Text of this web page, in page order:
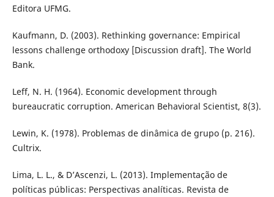
Editora UFMG.
Kaufmann, D. (2003). Rethinking governance: Empirical
lessons challenge orthodoxy [Discussion draft]. The World
Bank.
Leff, N. H. (1964). Economic development through
bureaucratic corruption. American Behavioral Scientist, 8(3).
Lewin, K. (1978). Problemas de dinâmica de grupo (p. 216).
Cultrix.
Lima, L. L., & D’Ascenzi, L. (2013). Implementação de
políticas públicas: Perspectivas analíticas. Revista de